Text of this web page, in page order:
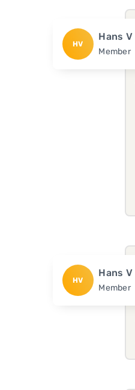
HV
Hans V
Member
HV
Hans V
Member